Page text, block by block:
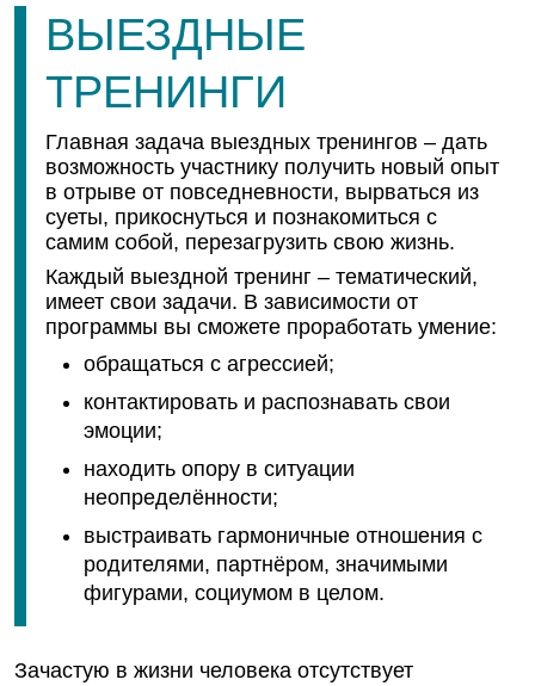
ВЫЕЗДНЫЕ
ТРЕНИНГИ
Главная задача выездных тренингов – дать
возможность участнику получить новый опыт
в отрыве от повседневности, вырваться из
суеты, прикоснуться и познакомиться с
самим собой, перезагрузить свою жизнь.
Каждый выездной тренинг – тематический,
имеет свои задачи. В зависимости от
программы вы сможете проработать умение:
обращаться с агрессией;
контактировать и распознавать свои
эмоции;
находить опору в ситуации
неопределённости;
выстраивать гармоничные отношения с
родителями, партнёром, значимыми
фигурами, социумом в целом.
Зачастую в жизни человека отсутствует